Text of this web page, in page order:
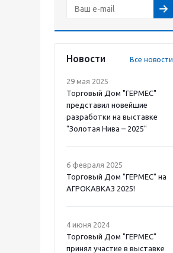
Новости Все новости
29 мая 2025
Торговый Дом "ГЕРМЕС"
представил новейшие
разработки на выставке
"Золотая Нива – 2025"
6 февраля 2025
Торговый Дом "ГЕРМЕС" на
АГРОКАВКАЗ 2025!
4 июня 2024
Торговый Дом "ГЕРМЕС"
принял участие в выставке